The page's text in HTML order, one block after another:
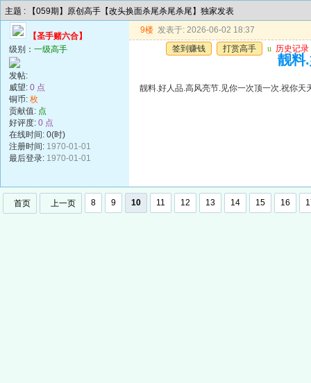
主题 : 【059期】原创高手【改头换面杀尾杀尾杀尾】独家发表
【圣手赌六合】
级别： 一级高手
发帖:
威望: 0 点
铜币: 枚
贡献值: 点
好评度: 0 点
在线时间: 0(时)
注册时间: 1970-01-01
最后登录: 1970-01-01
9楼 发表于: 2026-06-02 18:37
签到赚钱
打赏高手 u 历史记录
靓料
靓料.好人品.高风亮节.见你一次顶一次.祝你天
首页 上一页 8 9 10 11 12 13 14 15 16